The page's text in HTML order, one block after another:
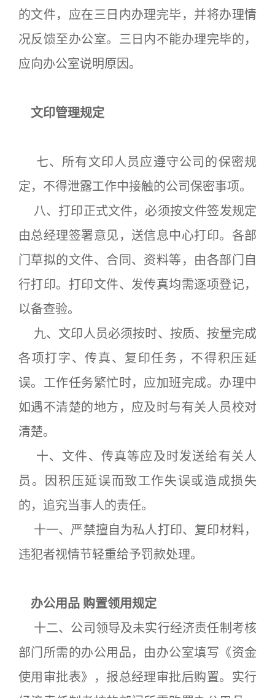
的文件，应在三日内办理完毕，并将办理情
况反馈至办公室。三日内不能办理完毕的，
应向办公室说明原因。
文印管理规定
七、所有文印人员应遵守公司的保密规
定，不得泄露工作中接触的公司保密事项。
八、打印正式文件，必须按文件签发规定
由总经理签署意见，送信息中心打印。各部
门草拟的文件、合同、资料等，由各部门自
行打印。打印文件、发传真均需逐项登记，
以备查验。
九、文印人员必须按时、按质、按量完成
各项打字、传真、复印任务，不得积压延
误。工作任务繁忙时，应加班完成。办理中
如遇不清楚的地方，应及时与有关人员校对
清楚。
十、文件、传真等应及时发送给有关人
员。因积压延误而致工作失误或造成损失
的，追究当事人的责任。
十一、严禁擅自为私人打印、复印材料，
违犯者视情节轻重给予罚款处理。
办公用品 购置领用规定
十二、公司领导及未实行经济责任制考核
部门所需的办公用品，由办公室填写《资金
使用审批表》，报总经理审批后购置。实行